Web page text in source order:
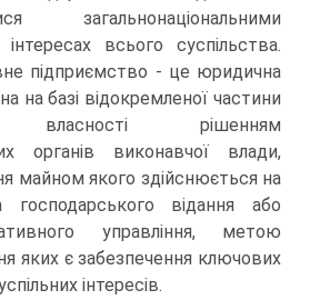
загальнонаціональними
всього суспільства.
підприємство - це юридична
на базі відокремленої частини
власності рішенням
органів виконавчої влади,
майном якого здійснюється на
господарського відання або
управління, метою
яких є забезпечення ключових
інтересів.